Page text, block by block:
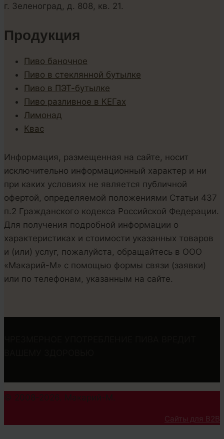
г. Зеленоград, д. 808, кв. 21.
Продукция
Пиво баночное
Пиво в стеклянной бутылке
Пиво в ПЭТ-бутылке
Пиво разливное в КЕГах
Лимонад
Квас
Информация, размещенная на сайте, носит
исключительно информационный характер и ни
при каких условиях не является публичной
офертой, определяемой положениями Статьи 437
п.2 Гражданского кодекса Российской Федерации.
Для получения подробной информации о
характеристиках и стоимости указанных товаров
и (или) услуг, пожалуйста, обращайтесь в ООО
«Макарий-М» с помощью формы связи (заявки)
или по телефонам, указанным на сайте.
© 2008-2026. Макарий-М.
Сайты для B2B